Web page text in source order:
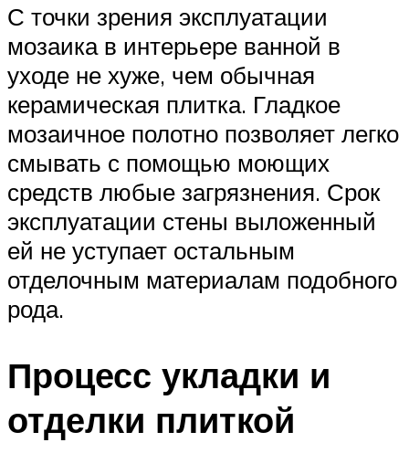
С точки зрения эксплуатации
мозаика в интерьере ванной в
уходе не хуже, чем обычная
керамическая плитка. Гладкое
мозаичное полотно позволяет легко
смывать с помощью моющих
средств любые загрязнения. Срок
эксплуатации стены выложенный
ей не уступает остальным
отделочным материалам подобного
рода.
Процесс укладки и
отделки плиткой